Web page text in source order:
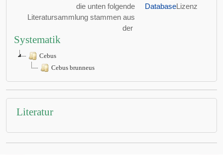
die unten folgende
Literatursammlung stammen aus
der
DatabaseLizenz
Systematik
Cebus
Cebus brunneus
Literatur